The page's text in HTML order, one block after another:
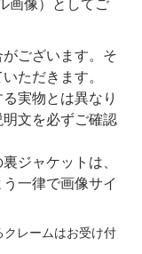
画像）としてご
ございます。そ
ただきます。
実物とは異なり
文を必ずご確認
ジャケットは、
一律で画像サイ
レームはお受け付